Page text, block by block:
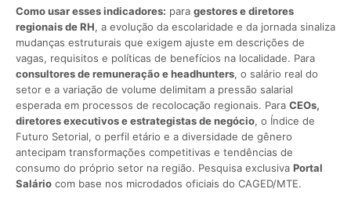
Como usar esses indicadores: para gestores e diretores
regionais de RH, a evolução da escolaridade e da jornada sinaliza
mudanças estruturais que exigem ajuste em descrições de
vagas, requisitos e políticas de benefícios na localidade. Para
consultores de remuneração e headhunters, o salário real do
setor e a variação de volume delimitam a pressão salarial
esperada em processos de recolocação regionais. Para CEOs,
diretores executivos e estrategistas de negócio, o Índice de
Futuro Setorial, o perfil etário e a diversidade de gênero
antecipam transformações competitivas e tendências de
consumo do próprio setor na região. Pesquisa exclusiva Portal
Salário com base nos microdados oficiais do CAGED/MTE.